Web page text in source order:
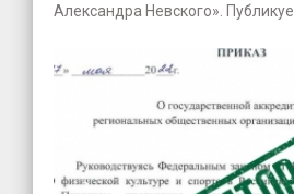
Александра Невского».